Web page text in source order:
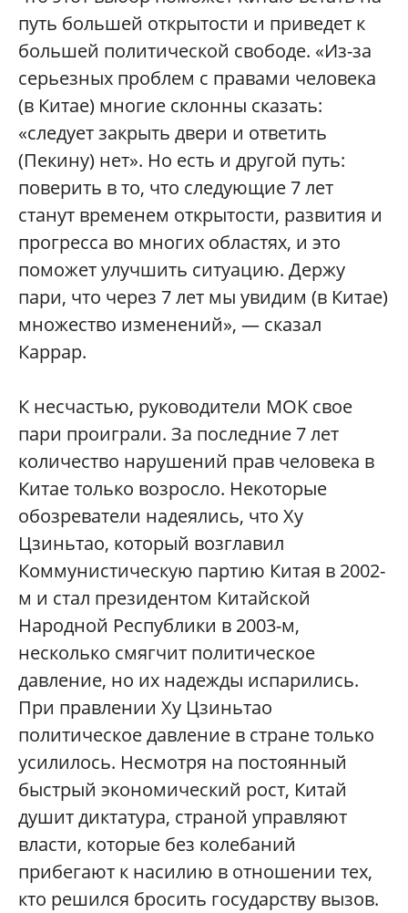
путь большей открытости и приведет к
большей политической свободе. «Из-за
серьезных проблем с правами человека
(в Китае) многие склонны сказать:
«следует закрыть двери и ответить
(Пекину) нет». Но есть и другой путь:
поверить в то, что следующие 7 лет
станут временем открытости, развития и
прогресса во многих областях, и это
поможет улучшить ситуацию. Держу
пари, что через 7 лет мы увидим (в Китае)
множество изменений», — сказал
Каррар.
К несчастью, руководители МОК свое
пари проиграли. За последние 7 лет
количество нарушений прав человека в
Китае только возросло. Некоторые
обозреватели надеялись, что Ху
Цзиньтао, который возглавил
Коммунистическую партию Китая в 2002-
м и стал президентом Китайской
Народной Республики в 2003-м,
несколько смягчит политическое
давление, но их надежды испарились.
При правлении Ху Цзиньтао
политическое давление в стране только
усилилось. Несмотря на постоянный
быстрый экономический рост, Китай
душит диктатура, страной управляют
власти, которые без колебаний
прибегают к насилию в отношении тех,
кто решился бросить государству вызов.